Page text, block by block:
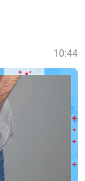
10:44